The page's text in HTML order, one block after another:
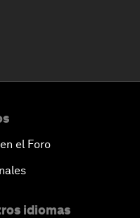
el Foro
idiomas